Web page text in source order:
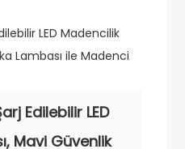
Edilebilir LED
Mavi Güvenlik